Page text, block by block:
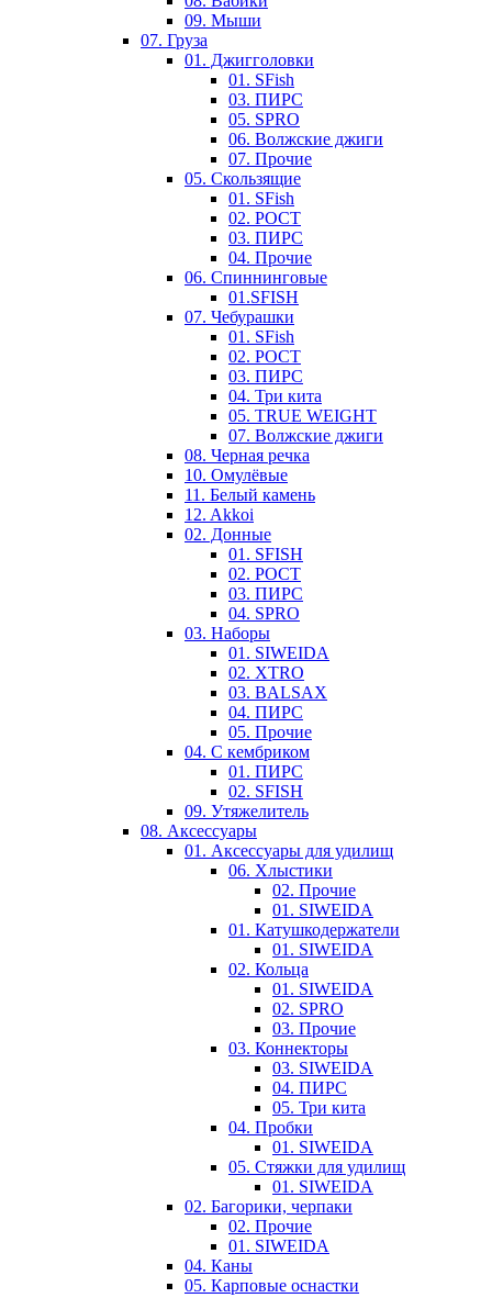
09. Мыши
07. Груза
01. Джигголовки
01. SFish
03. ПИРС
05. SPRO
06. Волжские джиги
07. Прочие
05. Скользящие
01. SFish
02. РОСТ
03. ПИРС
04. Прочие
06. Спиннинговые
01.SFISH
07. Чебурашки
01. SFish
02. РОСТ
03. ПИРС
04. Три кита
05. TRUE WEIGHT
07. Волжские джиги
08. Черная речка
10. Омулёвые
11. Белый камень
12. Akkoi
02. Донные
01. SFISH
02. РОСТ
03. ПИРС
04. SPRO
03. Наборы
01. SIWEIDA
02. XTRO
03. BALSAX
04. ПИРС
05. Прочие
04. С кембриком
01. ПИРС
02. SFISH
09. Утяжелитель
08. Аксессуары
01. Аксессуары для удилищ
06. Хлыстики
02. Прочие
01. SIWEIDA
01. Катушкодержатели
01. SIWEIDA
02. Кольца
01. SIWEIDA
02. SPRO
03. Прочие
03. Коннекторы
03. SIWEIDA
04. ПИРС
05. Три кита
04. Пробки
01. SIWEIDA
05. Стяжки для удилищ
01. SIWEIDA
02. Багорики, черпаки
02. Прочие
01. SIWEIDA
04. Каны
05. Карповые оснастки